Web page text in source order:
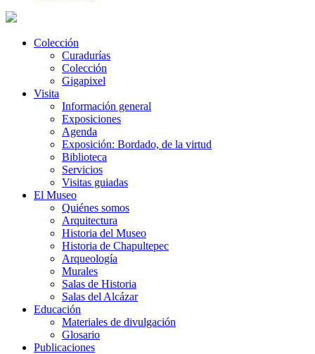
Colección
Curadurías
Colección
Gigapixel
Visita
Información general
Exposiciones
Agenda
Exposición: Bordado, de la virtud
Biblioteca
Servicios
Visitas guiadas
El Museo
Quiénes somos
Arquitectura
Historia del Museo
Historia de Chapultepec
Arqueología
Murales
Salas de Historia
Salas del Alcázar
Educación
Materiales de divulgación
Glosario
Publicaciones